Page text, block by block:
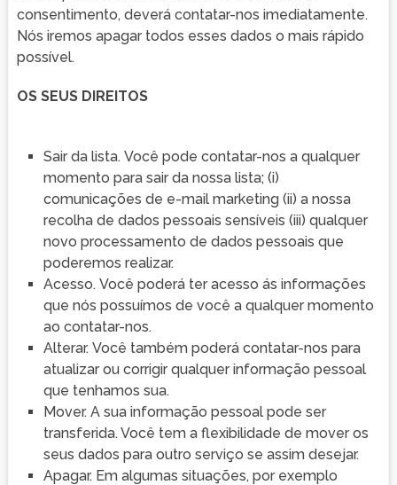
consentimento, deverá contatar-nos imediatamente.
Nós iremos apagar todos esses dados o mais rápido
possível.
OS SEUS DIREITOS
Sair da lista. Você pode contatar-nos a qualquer
momento para sair da nossa lista; (i)
comunicações de e-mail marketing (ii) a nossa
recolha de dados pessoais sensíveis (iii) qualquer
novo processamento de dados pessoais que
poderemos realizar.
Acesso. Você poderá ter acesso ás informações
que nós possuímos de você a qualquer momento
ao contatar-nos.
Alterar. Você também poderá contatar-nos para
atualizar ou corrigir qualquer informação pessoal
que tenhamos sua.
Mover. A sua informação pessoal pode ser
transferida. Você tem a flexibilidade de mover os
seus dados para outro serviço se assim desejar.
Apagar. Em algumas situações, por exemplo